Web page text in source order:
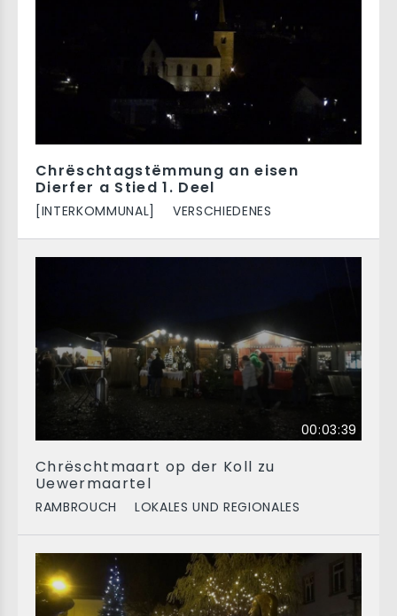
Chrëschtagstëmmung an eisen
Dierfer a Stied 1. Deel
[INTERKOMMUNAL] VERSCHIEDENES
00:03:39
Chrëschtmaart op der Koll zu
Uewermaartel
RAMBROUCH LOKALES UND REGIONALES